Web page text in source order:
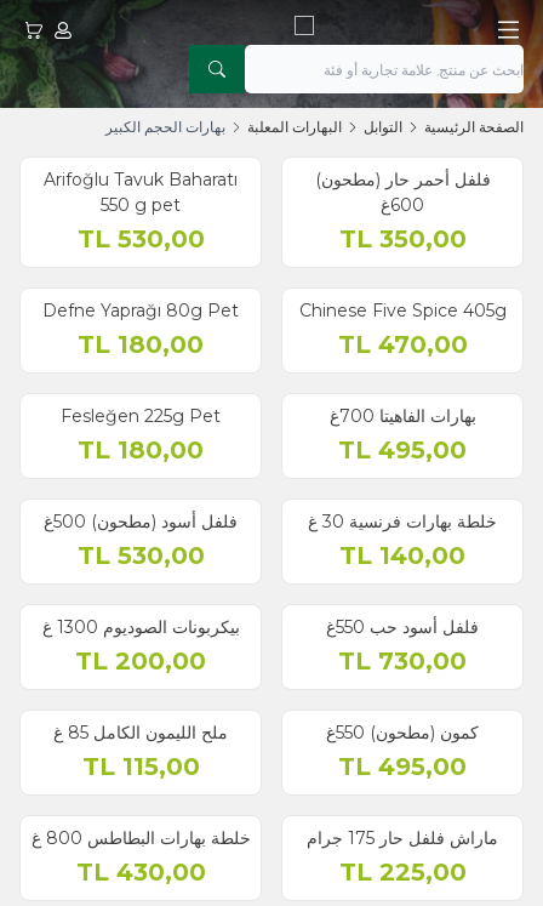
حسابيعربتي
الصفحة الرئيسية التوابل البهارات المعلبة بهارات الحجم الكبير
فلفل أحمر حار (مطحون)
600غ
350,00
TL
Arifoğlu Tavuk Baharatı
550 g pet
530,00
TL
Chinese Five Spice 405g
470,00
TL
Defne Yaprağı 80g Pet
180,00
بهارات الفاهيتا 700غ
495,00
Fesleğen 225g Pet
180,00
خلطة بهارات فرنسية 30 غ
140,00
فلفل أسود (مطحون) 500غ
530,00
TL
فلفل أسود حب 550غ
730,00
بيكربونات الصوديوم 1300 غ
200,00
كمون (مطحون) 550غ
495,00
ملح الليمون الكامل 85 غ
115,00
TL
ماراش فلفل حار 175 جرام
225,00
TL
خلطة بهارات البطاطس 800 غ
430,00
TL